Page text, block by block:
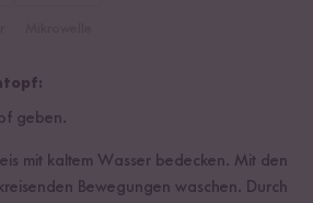
geben.
mit kaltem Wasser bedecken. Mit den
Bewegungen waschen. Durch